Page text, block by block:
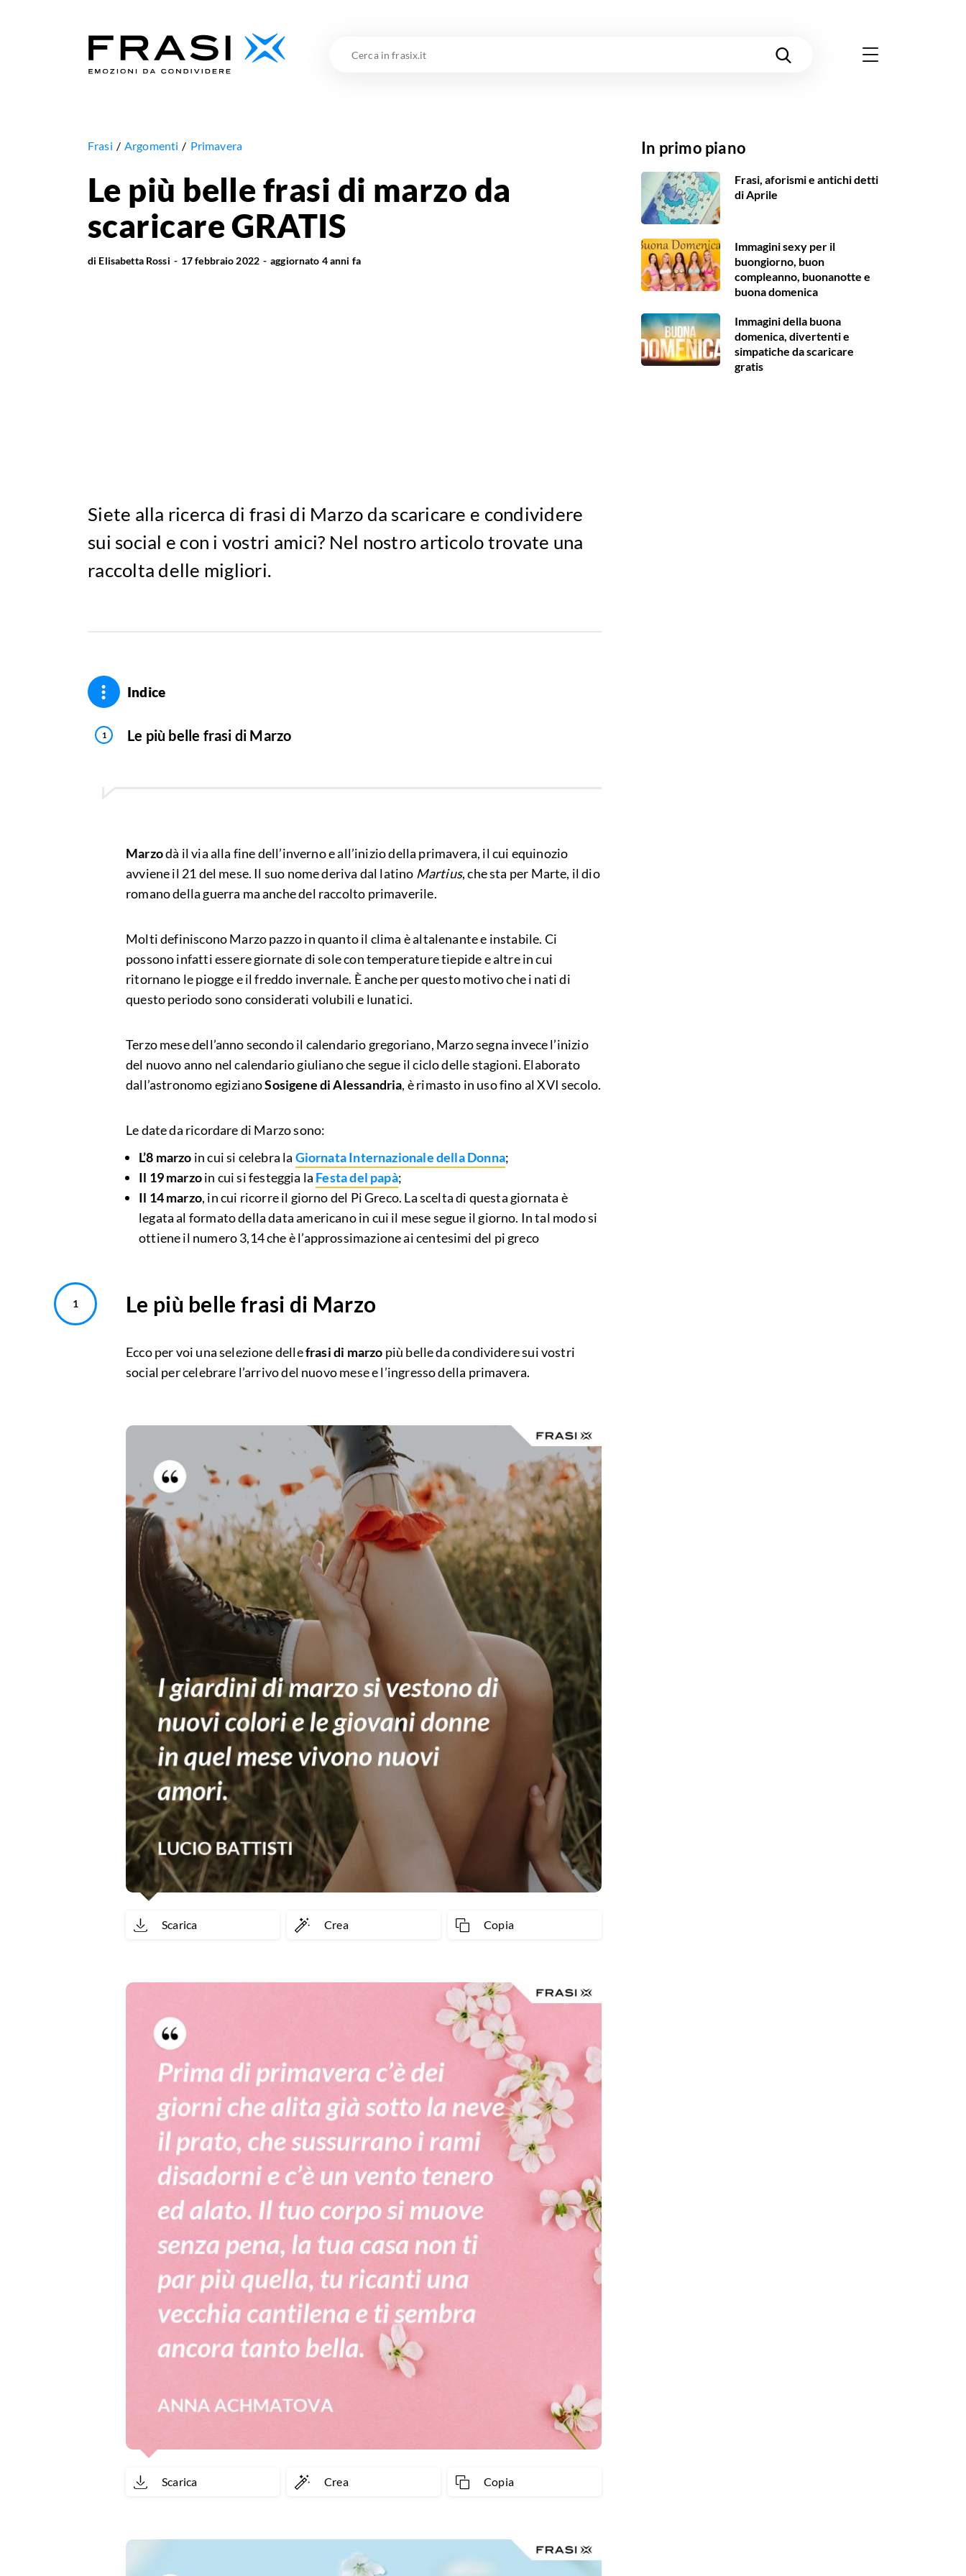
Frasi Argomenti Primavera
Le più belle frasi di marzo da
scaricare GRATIS
di Elisabetta Rossi 17 febbraio 2022 aggiornato 4 anni fa
Siete alla ricerca di frasi di Marzo da scaricare e condividere
sui social e con i vostri amici? Nel nostro articolo trovate una
raccolta delle migliori.
Indice
Le più belle frasi di Marzo
Marzodà il via alla fine dell’inverno e all’inizio della primavera, il cui equinozio
avviene il 21 del mese. Il suo nome deriva dal latino Martius, che sta per Marte, il dio
romano della guerra ma anche del raccolto primaverile.
Molti definiscono Marzo pazzo in quanto il clima è altalenante e instabile. Ci
possono infatti essere giornate di sole con temperature tiepide e altre in cui
ritornano le piogge e il freddo invernale. È anche per questo motivo che i nati di
questo periodo sono considerati volubili e lunatici.
Terzo mese dell’anno secondo il calendario gregoriano, Marzo segna invece l’inizio
del nuovo anno nel calendario giuliano che segue il ciclo delle stagioni. Elaborato
dall’astronomo egizianoSosigene di Alessandria, è rimasto in uso fino al XVI secolo.
Le date da ricordare di Marzo sono:
L’8 marzo in cui si celebra la Giornata Internazionale della Donna;
Il 19 marzoin cui si festeggia la Festa del papà;
Il 14 marzo, in cui ricorre il giorno del Pi Greco. La scelta di questa giornata è
legata al formato della data americano in cui il mese segue il giorno. In tal modo si
ottiene il numero 3,14 che è l’approssimazione ai centesimi del pi greco
Le più belle frasi di Marzo
Ecco per voi una selezione dellefrasi di marzo più belle da condividere sui vostri
social per celebrare l’arrivo del nuovo mese e l’ingresso della primavera.
Scarica Crea Copia
Scarica Crea Copia
In primo piano
Frasi, aforismi e antichi detti
di Aprile
Immagini sexy per il
buongiorno, buon
compleanno, buonanotte e
buona domenica
Immagini della buona
domenica, divertenti e
simpatiche da scaricare
gratis